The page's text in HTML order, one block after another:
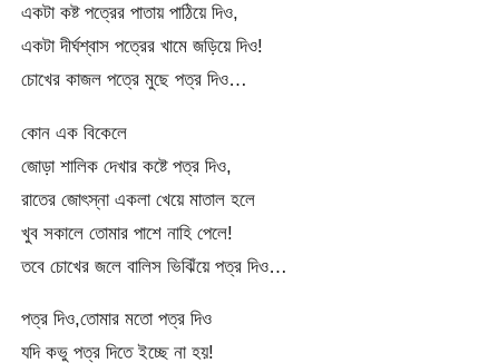
একটা কষ্ট পত্রের পাতায় পাঠিয়ে দিও,
একটা দীর্ঘশ্বাস পত্রের খামে জড়িয়ে দিও!
চোখের কাজল পত্রে মুছে পত্র দিও…
কোন এক বিকেলে
জোড়া শালিক দেখার কষ্টে পত্র দিও,
রাতের জোৎস্না একলা খেয়ে মাতাল হলে
খুব সকালে তোমার পাশে নাহি পেলে!
তবে চোখের জলে বালিস ভিঝিঁয়ে পত্র দিও…
পত্র দিও,তোমার মতো পত্র দিও
যদি কভু পত্র দিতে ইচ্ছে না হয়!